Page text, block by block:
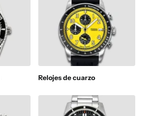
Relojes de cuarzo